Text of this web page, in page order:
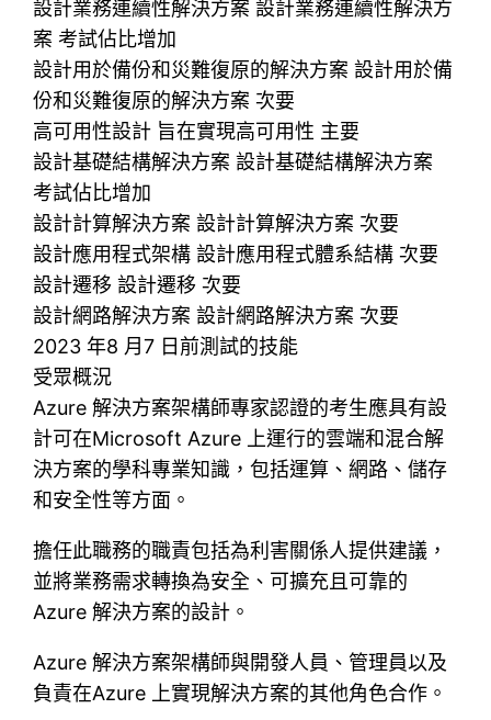
設計業務連續性解決方案 設計業務連續性解決方
案 考試佔比增加
設計用於備份和災難復原的解決方案 設計用於備
份和災難復原的解決方案 次要
高可用性設計 旨在實現高可用性 主要
設計基礎結構解決方案 設計基礎結構解決方案
考試佔比增加
設計計算解決方案 設計計算解決方案 次要
設計應用程式架構 設計應用程式體系結構 次要
設計遷移 設計遷移 次要
設計網路解決方案 設計網路解決方案 次要
2023 年8 月7 日前測試的技能
受眾概況
Azure 解決方案架構師專家認證的考生應具有設
計可在Microsoft Azure 上運行的雲端和混合解
決方案的學科專業知識，包括運算、網路、儲存
和安全性等方面。
擔任此職務的職責包括為利害關係人提供建議，
並將業務需求轉換為安全、可擴充且可靠的
Azure 解決方案的設計。
Azure 解決方案架構師與開發人員、管理員以及
負責在Azure 上實現解決方案的其他角色合作。